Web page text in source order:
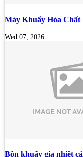
Máy Khuấy Hóa
Wed 07, 2026
Bồn khuấy gia nhiệt